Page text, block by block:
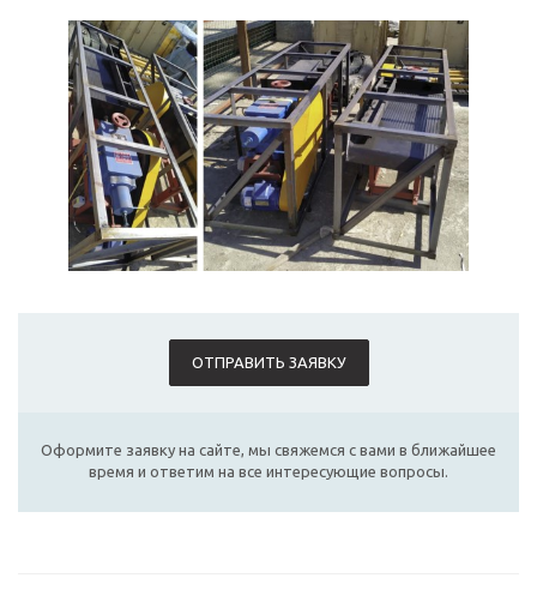
ОТПРАВИТЬ ЗАЯВКУ
Оформите заявку на сайте, мы свяжемся с вами в ближайшее
время и ответим на все интересующие вопросы.